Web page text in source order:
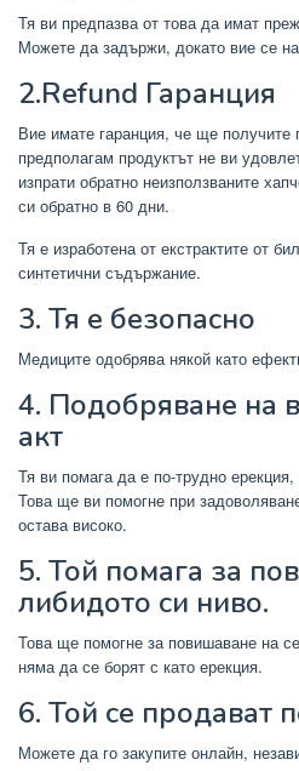
Тя ви предпазва от това да имат
Можете да задържи, докато вие се
2.Refund Гаранция
Вие имате гаранция, че ще получите
предполагам продуктът не ви
изпрати обратно неизползваните
си обратно в 60 дни.
Тя е изработена от екстрактите от
синтетични съдържание.
3. Тя е безопасно
Медиците одобрява някой като
4. Подобряване на
акт
Тя ви помага да е по-трудно
Това ще ви помогне при
остава високо.
5. Той помага за
либидото си ниво.
Това ще помогне за повишаване на
няма да се борят с като ерекция.
6. Той се продават
Можете да го закупите онлайн,